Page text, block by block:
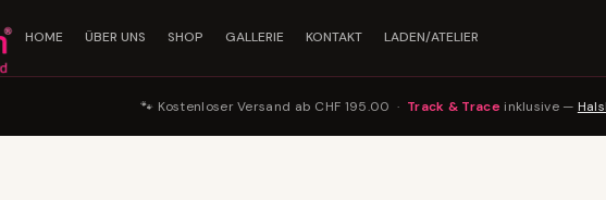
HOME ÜBER UNS SHOP GALLERIE KONTAKT LADEN/ATELIER
🐾 Kostenloser Versand ab CHF 195.00 · Track & Traceinklusive —